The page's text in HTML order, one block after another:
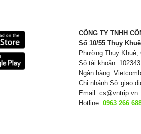
CÔNG TY TNHH
Số 10/55 Thụy Khuê
Phường Thuỵ Khuê,
Số tài khoản:
Ngân hàng:
Chi nhánh Sở giao
Email: cs@vntrip.vn
Hotline: 0963 266